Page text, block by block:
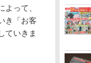
って、
き「お客
ていきま